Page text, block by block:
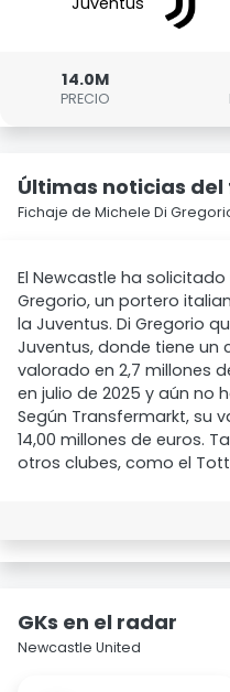
14.0M
PRECIO
Últimas noticias
Fichaje de Michele Di
El Newcastle ha
Gregorio, un portero
la Juventus. Di Gregorio
Juventus, donde tiene un
valorado en 2,7 millones
en julio de 2025 y aún no
Según Transfermarkt, su
14,00 millones de euros.
otros clubes, como el
GKs en el radar
Newcastle United